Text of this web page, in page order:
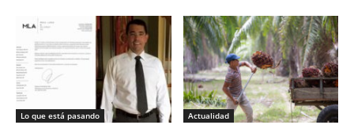
Lo que está pasando Actualidad